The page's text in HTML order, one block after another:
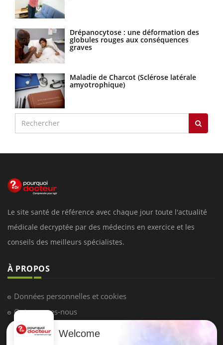
Drépanocytose : une déformation des
globules rouges aux conséquences
graves
Maladie de Charcot (Sclérose latérale
amyotrophique)
Le site santé de référence avec chaque jour toute l'actualité
médicale decryptée par des médecins en exercice et les
conseils des meilleurs spécialistes.
À PROPOS
Données personnelles et cookies
Qui sommes-nous
Conditions d'utilisation
Welcome